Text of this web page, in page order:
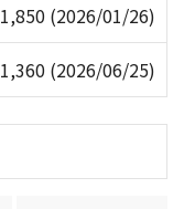
1,850 (2026/01/26)
1,360 (2026/06/25)